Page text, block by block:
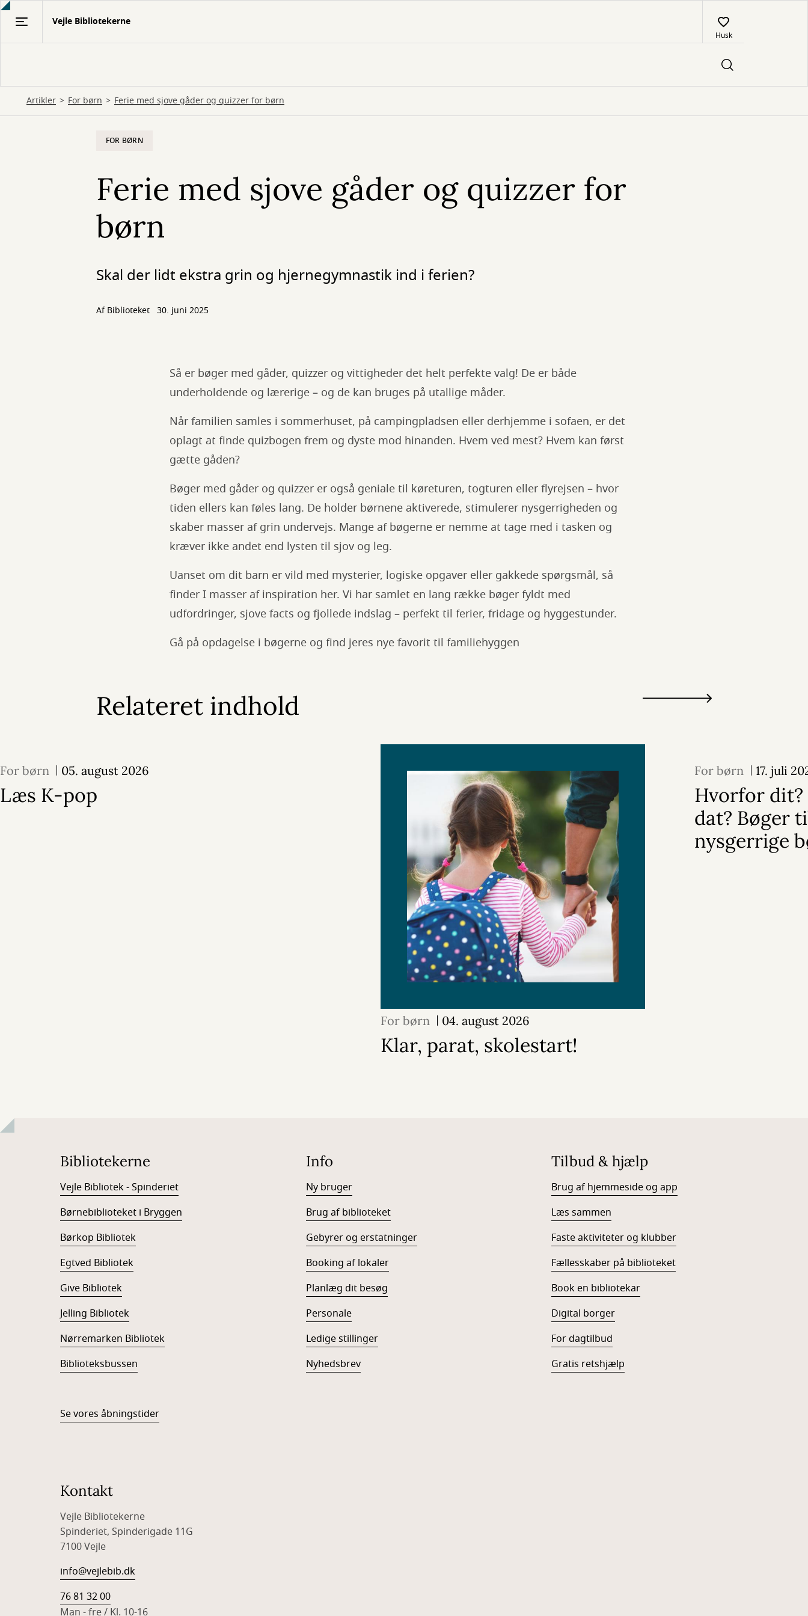
Gå
Vejle Bibliotekerne
Husk
Artikler For børn Ferie med sjove gåder og quizzer for børn
FOR BØRN
Ferie med sjove gåder og quizzer for
børn
Skal der lidt ekstra grin og hjernegymnastik ind i ferien?
Af Biblioteket 30. juni 2025
Så er bøger med gåder, quizzer og vittigheder det helt perfekte valg! De er både
underholdende og lærerige – og de kan bruges på utallige måder.
Når familien samles i sommerhuset, på campingpladsen eller derhjemme i sofaen, er det
oplagt at finde quizbogen frem og dyste mod hinanden. Hvem ved mest? Hvem kan først
gætte gåden?
Bøger med gåder og quizzer er også geniale til køreturen, togturen eller flyrejsen – hvor
tiden ellers kan føles lang. De holder børnene aktiverede, stimulerer nysgerrigheden og
skaber masser af grin undervejs. Mange af bøgerne er nemme at tage med i tasken og
kræver ikke andet end lysten til sjov og leg.
Uanset om dit barn er vild med mysterier, logiske opgaver eller gakkede spørgsmål, så
finder I masser af inspiration her. Vi har samlet en lang række bøger fyldt med
udfordringer, sjove facts og fjollede indslag – perfekt til ferier, fridage og hyggestunder.
Gå på opdagelse i bøgerne og find jeres nye favorit til familiehyggen
Relateret indhold
For børn 05. august 2026
Læs K-pop
For børn 04. august 2026
Klar, parat, skolestart!
For børn 17. juli
Hvorfor
dat? Bøger
nysgerrige
Bibliotekerne
Vejle Bibliotek - Spinderiet
Børnebiblioteket i Bryggen
Børkop Bibliotek
Egtved Bibliotek
Give Bibliotek
Jelling Bibliotek
Nørremarken Bibliotek
Biblioteksbussen
Se vores åbningstider
Info
Ny bruger
Brug af biblioteket
Gebyrer og erstatninger
Booking af lokaler
Planlæg dit besøg
Personale
Ledige stillinger
Nyhedsbrev
Tilbud & hjælp
Brug af hjemmeside og app
Læs sammen
Faste aktiviteter og klubber
Fællesskaber på biblioteket
Book en bibliotekar
Digital borger
For dagtilbud
Gratis retshjælp
Kontakt
Vejle Bibliotekerne
Spinderiet, Spinderigade 11G
7100 Vejle
info@vejlebib.dk
76 81 32 00
Man - fre / Kl. 10-16